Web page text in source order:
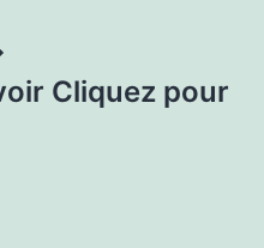
Cliquez pour